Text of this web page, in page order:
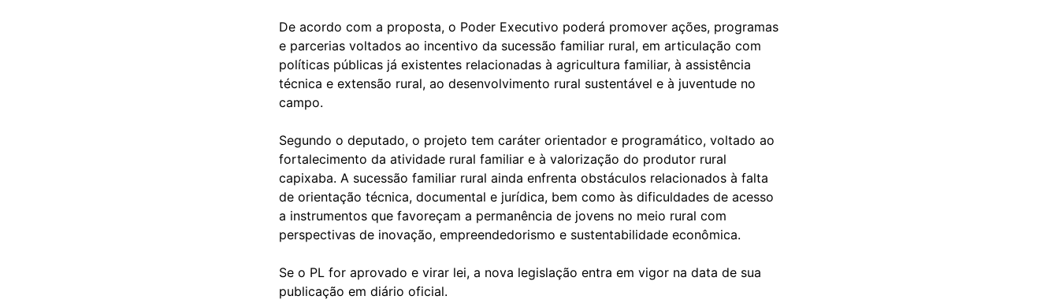
De acordo com a proposta, o Poder Executivo poderá promover ações, programas
e parcerias voltados ao incentivo da sucessão familiar rural, em articulação com
políticas públicas já existentes relacionadas à agricultura familiar, à assistência
técnica e extensão rural, ao desenvolvimento rural sustentável e à juventude no
campo.
Segundo o deputado, o projeto tem caráter orientador e programático, voltado ao
fortalecimento da atividade rural familiar e à valorização do produtor rural
capixaba. A sucessão familiar rural ainda enfrenta obstáculos relacionados à falta
de orientação técnica, documental e jurídica, bem como às dificuldades de acesso
a instrumentos que favoreçam a permanência de jovens no meio rural com
perspectivas de inovação, empreendedorismo e sustentabilidade econômica.
Se o PL for aprovado e virar lei, a nova legislação entra em vigor na data de sua
publicação em diário oficial.